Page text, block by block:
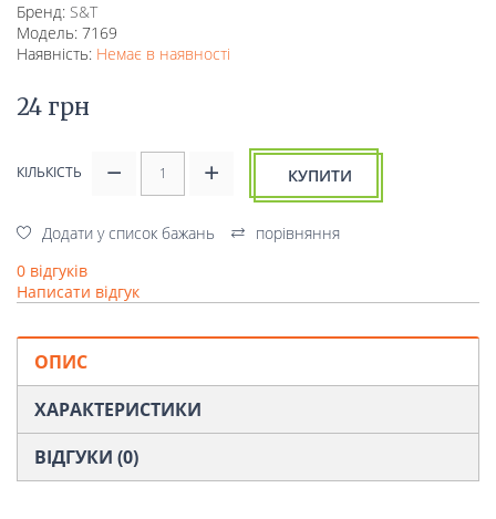
Бренд: S&T
Модель: 7169
Наявність: Немає в наявності
24 грн
КІЛЬКІСТЬ КУПИТИ
Додати у список бажань
порівняння
0 відгуків
Написати відгук
ОПИС
ХАРАКТЕРИСТИКИ
ВІДГУКИ (0)